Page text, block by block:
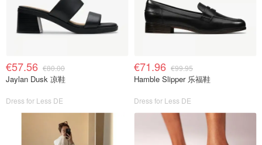
€57.56 €80.00
Jaylan Dusk 凉鞋
Dress for Less DE
€71.96 €99.95
Hamble Slipper 乐福鞋
Dress for Less DE